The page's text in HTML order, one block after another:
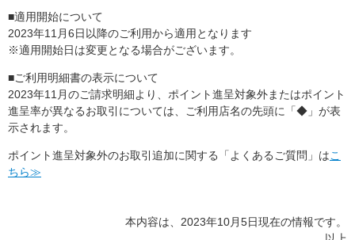
■適用開始について
2023年11月6日以降のご利用から適用となります
※適用開始日は変更となる場合がございます。
■ご利用明細書の表示について
2023年11月のご請求明細より、ポイント進呈対象外またはポイント
進呈率が異なるお取引については、ご利用店名の先頭に「◆」が表
示されます。
ポイント進呈対象外のお取引追加に関する「よくあるご質問」はこ
ちら≫
本内容は、2023年10月5日現在の情報です。